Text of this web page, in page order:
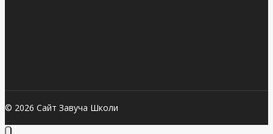
© 2026 Сайт Завуча Школи